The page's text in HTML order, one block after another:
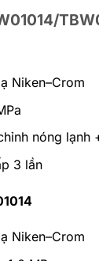
Niken–Crom
nóng lạnh
3 lần
Niken–Crom